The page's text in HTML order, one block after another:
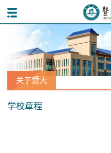
关于暨大
学校章程